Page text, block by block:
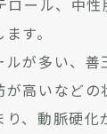
す。
ルが多い、善
高いなどの
り、動脈硬化